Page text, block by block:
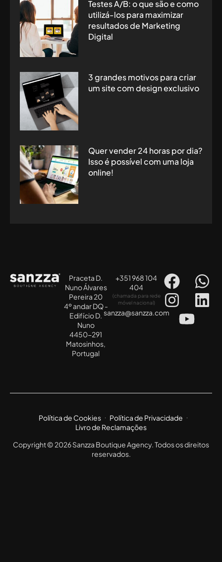
Testes A/B: o que são e como
utilizá-los para maximizar
resultados de Marketing
Digital
3 grandes motivos para criar
um site com design exclusivo
Quer vender 24 horas por dia?
Isso é possível com uma loja
online!
Praceta D.
Nuno Álvares
Pereira 20
4º andar DQ -
Edifício D.
Nuno
4450-291
Matosinhos,
Portugal
+351 968 104
404
(chamada para rede
móvel nacional)
sanzza@sanzza.com
Política de Cookies
Política de Privacidade
Livro de Reclamações
Copyright © 2026 Sanzza Boutique Agency. Todos os direitos
reservados.